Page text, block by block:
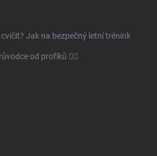
Jak na bezpečný letní trénink
od profíků 🚴‍♂️